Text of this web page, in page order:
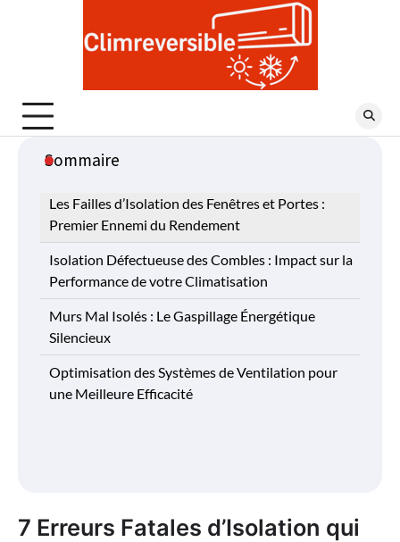
7 Erreurs Fatales d’Isolation qui
Sommaire
Les Failles d’Isolation des Fenêtres et Portes :
Premier Ennemi du Rendement
Isolation Défectueuse des Combles : Impact sur la
Performance de votre Climatisation
Murs Mal Isolés : Le Gaspillage Énergétique
Silencieux
Optimisation des Systèmes de Ventilation pour
une Meilleure Efficacité